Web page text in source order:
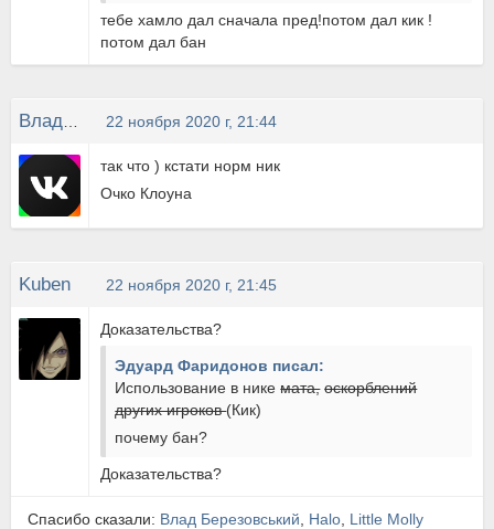
тебе хамло дал сначала пред!потом дал кик !
потом дал бан
22 ноября 2020 г, 21:44
так что ) кстати норм ник
Очко Клоуна
Kuben 22 ноября 2020 г, 21:45
Доказательства?
Эдуард Фаридонов писал:
Использование в никемата, оскорблений
других игроков(Кик)
почему бан?
Доказательства?
Спасибо сказали: Влад Березовський Halo Little Molly